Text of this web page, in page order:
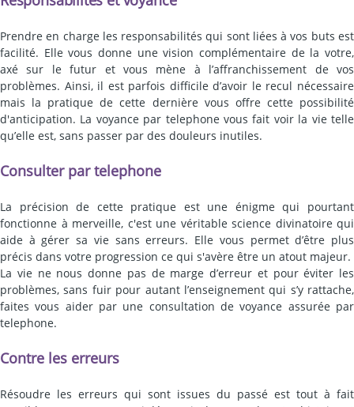
Prendre en charge les responsabilités qui sont liées à vos buts est
facilité. Elle vous donne une vision complémentaire de la votre,
axé sur le futur et vous mène à l’affranchissement de vos
problèmes. Ainsi, il est parfois difficile d’avoir le recul nécessaire
mais la pratique de cette dernière vous offre cette possibilité
d'anticipation. La voyance par telephone vous fait voir la vie telle
qu’elle est, sans passer par des douleurs inutiles.
Consulter par telephone
La précision de cette pratique est une énigme qui pourtant
fonctionne à merveille, c'est une véritable science divinatoire qui
aide à gérer sa vie sans erreurs. Elle vous permet d’être plus
précis dans votre progression ce qui s'avère être un atout majeur.
La vie ne nous donne pas de marge d’erreur et pour éviter les
problèmes, sans fuir pour autant l’enseignement qui s’y rattache,
faites vous aider par une consultation de voyance assurée par
telephone.
Contre les erreurs
Résoudre les erreurs qui sont issues du passé est tout à fait